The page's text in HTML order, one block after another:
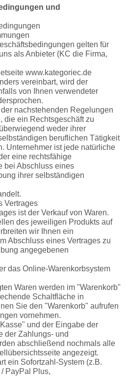
und
gelten für
als Anbieter (KC die Firma,
www.kategoriec.de
vereinbart, wird der
von Ihnen verwendeter
nachstehenden Regelungen
die ein Rechtsgeschäft zu
weder ihrer
beruflichen Tätigkeit
Unternehmer ist jede natürliche
eine rechtsfähige
bei Abschluss eines
ihrer selbständigen
Vertrages
ist der Verkauf von Waren.
des jeweiligen Produkts auf
wir Ihnen ein
Abschluss eines Vertrages zu
angegebenen
das Online-Warenkorbsystem
Waren werden im "Warenkorb"
Schaltfläche in
Sie den "Warenkorb" aufrufen
vornehmen.
und der Eingabe der
der Zahlungs- und
abschließend nochmals alle
angezeigt.
ein Sofortzahl-System (z.B.
PayPal Plus,